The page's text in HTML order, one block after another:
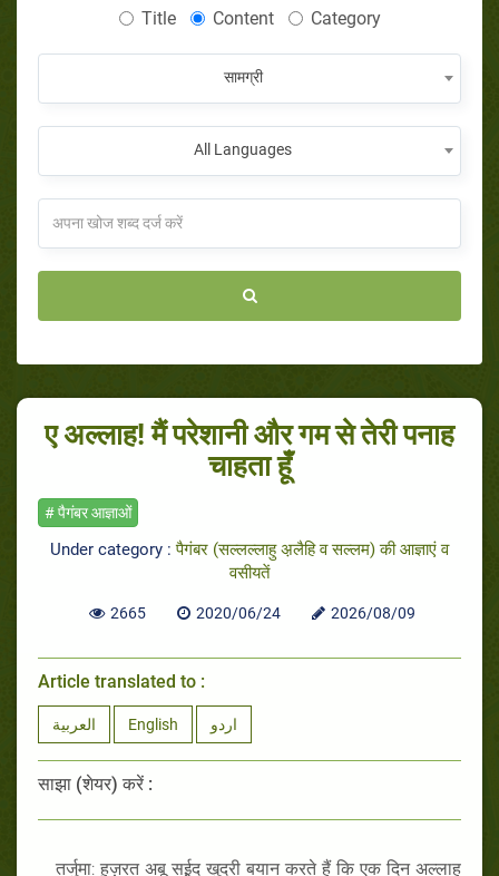
Title Content Category
सामग्री
All Languages
ए अल्लाह! मैं परेशानी और गम से तेरी पनाह
चाहता हूँ
# पैगंबर आज्ञाओं
Under category :पैगंबर (सल्लल्लाहु अ़लैहि व सल्लम) की आज्ञाएं व
वसीयतें
2665 2020/06/24 2026/08/09
Article translated to :
العربية English اردو
साझा (शेयर) करें :
तर्जुमा: ह़ज़रत अबू सई़द खुदरी बयान करते हैं कि एक दिन अल्लाह